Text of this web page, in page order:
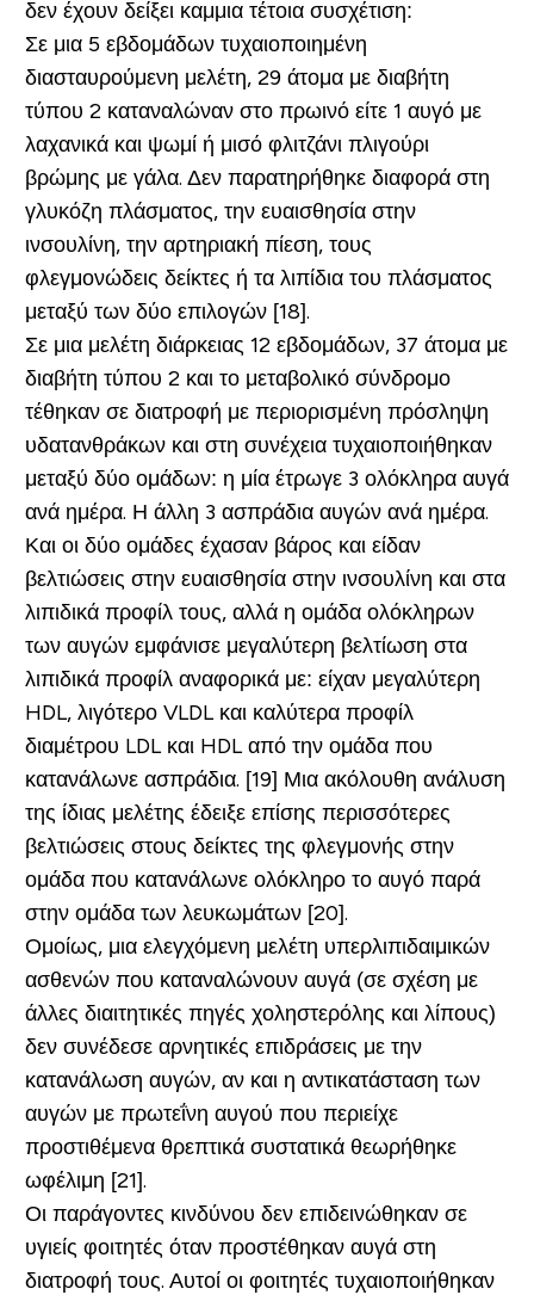
δεν έχουν δείξει καμμια τέτοια συσχέτιση:
Σε μια 5 εβδομάδων τυχαιοποιημένη
διασταυρούμενη μελέτη, 29 άτομα με διαβήτη
τύπου 2 καταναλώναν στο πρωινό είτε 1 αυγό με
λαχανικά και ψωμί ή μισό φλιτζάνι πλιγούρι
βρώμης με γάλα. Δεν παρατηρήθηκε διαφορά στη
γλυκόζη πλάσματος, την ευαισθησία στην
ινσουλίνη, την αρτηριακή πίεση, τους
φλεγμονώδεις δείκτες ή τα λιπίδια του πλάσματος
μεταξύ των δύο επιλογών [18].
Σε μια μελέτη διάρκειας 12 εβδομάδων, 37 άτομα με
διαβήτη τύπου 2 και το μεταβολικό σύνδρομο
τέθηκαν σε διατροφή με περιορισμένη πρόσληψη
υδατανθράκων και στη συνέχεια τυχαιοποιήθηκαν
μεταξύ δύο ομάδων: η μία έτρωγε 3 ολόκληρα αυγά
ανά ημέρα. Η άλλη 3 ασπράδια αυγών ανά ημέρα.
Και οι δύο ομάδες έχασαν βάρος και είδαν
βελτιώσεις στην ευαισθησία στην ινσουλίνη και στα
λιπιδικά προφίλ τους, αλλά η ομάδα ολόκληρων
των αυγών εμφάνισε μεγαλύτερη βελτίωση στα
λιπιδικά προφίλ αναφορικά με: είχαν μεγαλύτερη
HDL, λιγότερο VLDL και καλύτερα προφίλ
διαμέτρου LDL και HDL από την ομάδα που
κατανάλωνε ασπράδια. [19] Μια ακόλουθη ανάλυση
της ίδιας μελέτης έδειξε επίσης περισσότερες
βελτιώσεις στους δείκτες της φλεγμονής στην
ομάδα που κατανάλωνε ολόκληρο το αυγό παρά
στην ομάδα των λευκωμάτων [20].
Ομοίως, μια ελεγχόμενη μελέτη υπερλιπιδαιμικών
ασθενών που καταναλώνουν αυγά (σε σχέση με
άλλες διαιτητικές πηγές χοληστερόλης και λίπους)
δεν συνέδεσε αρνητικές επιδράσεις με την
κατανάλωση αυγών, αν και η αντικατάσταση των
αυγών με πρωτεΐνη αυγού που περιείχε
προστιθέμενα θρεπτικά συστατικά θεωρήθηκε
ωφέλιμη [21].
Οι παράγοντες κινδύνου δεν επιδεινώθηκαν σε
υγιείς φοιτητές όταν προστέθηκαν αυγά στη
διατροφή τους. Αυτοί οι φοιτητές τυχαιοποιήθηκαν